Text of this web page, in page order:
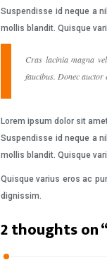
Suspendisse id neque a
mollis blandit. Quisque
Cras lacinia magna
faucibus. Donec auctor
Lorem ipsum dolor sit
Suspendisse id neque a
mollis blandit. Quisque
Quisque varius eros ac
dignissim.
2 thoughts on “